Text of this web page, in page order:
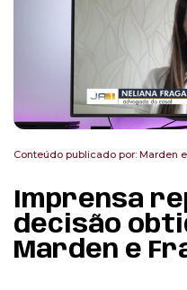
Conteúdo publicado por: Marden
Imprensa
decisão
Marden e